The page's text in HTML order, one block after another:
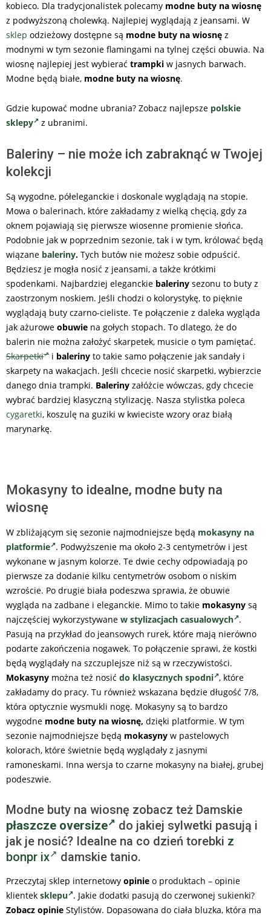
kobieco. Dla tradycjonalistek polecamy modne buty na wiosnę
z podwyższoną cholewką. Najlepiej wyglądają z jeansami. W
sklep odzieżowy dostępne są modne buty na wiosnę z
modnymi w tym sezonie flamingami na tylnej części obuwia. Na
wiosnę najlepiej jest wybierać trampki w jasnych barwach.
Modne będą białe, modne buty na wiosnę.
Gdzie kupować modne ubrania? Zobacz najlepsze polskie
sklepy
z ubranimi.
Baleriny – nie może ich zabraknąć w Twojej
kolekcji
Są wygodne, półeleganckie i doskonale wyglądają na stopie.
Mowa o balerinach, które zakładamy z wielką chęcią, gdy za
oknem pojawiają się pierwsze wiosenne promienie słońca.
Podobnie jak w poprzednim sezonie, tak i w tym, królować będą
wiązane baleriny. Tych butów nie możesz sobie odpuścić.
Będziesz je mogła nosić z jeansami, a także krótkimi
spodenkami. Najbardziej eleganckie baleriny sezonu to buty z
zaostrzonym noskiem. Jeśli chodzi o kolorystykę, to pięknie
wyglądają buty czarno-cieliste. Te połączenie z daleka wygląda
jak ażurowe obuwie na gołych stopach. To dlatego, że do
balerin nie można założyć skarpetek, musicie o tym pamiętać.
Skarpetki
i baleriny to takie samo połączenie jak sandały i
skarpety na wakacjach. Jeśli chcecie nosić skarpetki, wybierzcie
danego dnia trampki. Baleriny załóżcie wówczas, gdy chcecie
wybrać bardziej klasyczną stylizację. Nasza stylistka poleca
cygaretki, koszulę na guziki w kwieciste wzory oraz białą
marynarkę.
Mokasyny to idealne, modne buty na
wiosnę
W zbliżającym się sezonie najmodniejsze będą mokasyny na
platformie . Podwyższenie ma około 2-3 centymetrów i jest
wykonane w jasnym kolorze. Te dwie cechy odpowiadają po
pierwsze za dodanie kilku centymetrów osobom o niskim
wzroście. Po drugie biała podeszwa sprawia, że obuwie
wygląda na zadbane i eleganckie. Mimo to takie mokasyny są
najczęściej wykorzystywane w stylizacjach casualowych .
Pasują na przykład do jeansowych rurek, które mają nierówno
podarte zakończenia nogawek. To połączenie sprawi, że kostki
będą wyglądały na szczuplejsze niż są w rzeczywistości.
Mokasyny można też nosić do klasycznych spodni , które
zakładamy do pracy. Tu również wskazana będzie długość 7/8,
która optycznie wysmukli nogę. Mokasyny są to bardzo
wygodne modne buty na wiosnę, dzięki platformie. W tym
sezonie najmodniejsze będą mokasyny w pastelowych
kolorach, które świetnie będą wyglądały z jasnymi
ramoneskami. Inna wersja to czarne mokasyny na białej, grubej
podeszwie.
Modne buty na wiosnę zobacz też Damskie
płaszcze oversize
do jakiej sylwetki pasują i
jak je nosić? Idealne na co dzień torebki z
bonpr ix
damskie tanio.
Przeczytaj sklep internetowy opinie o produktach – opinie
klientek sklepu . Jakie dodatki pasują do czerwonej sukienki?
Zobacz opinie Stylistów. Dopasowana do ciała bluzka, która ma